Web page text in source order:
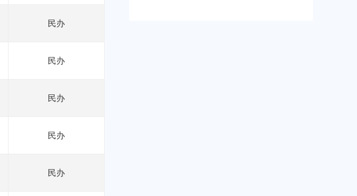
民办
民办
民办
民办
民办